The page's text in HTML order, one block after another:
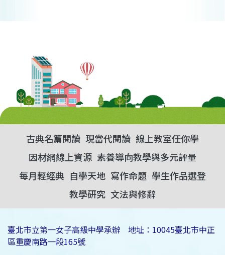
古典名篇閱讀 現當代閱讀 線上教室任你學
因材網線上資源 素養導向教學與多元評量
每月輕經典 自學天地 寫作命題 學生作品選登
教學研究 文法與修辭
臺北市立第一女子高級中學承辦 地址：10045臺北市中正
區重慶南路一段165號